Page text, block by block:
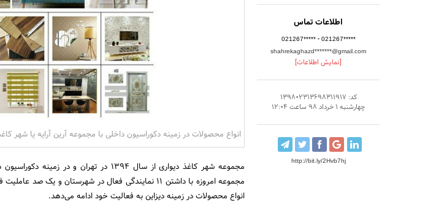
اطلاعات تماس
021267***** - 021267*****
shahrekaghazd*******@gmail.com
[نمایش اطلاعات]
کد: 139802313698311917
چهارشنبه 1 خرداد 98 ساعت 12:04
http://bit.ly/2Hvb7hj
انواع محصولات در زمینه دکوراسیون داخلی با مجموعه آرین آرایه یا شهر
مجموعه شهر کاغذ دیواری از سال 1394 در
مجموعه امروزه با داشتن 11 نمایندگی فعال در شهرستان
انواع محصولات در زمینه دیزاین به فعالیت خود ادامه می‌دهد.